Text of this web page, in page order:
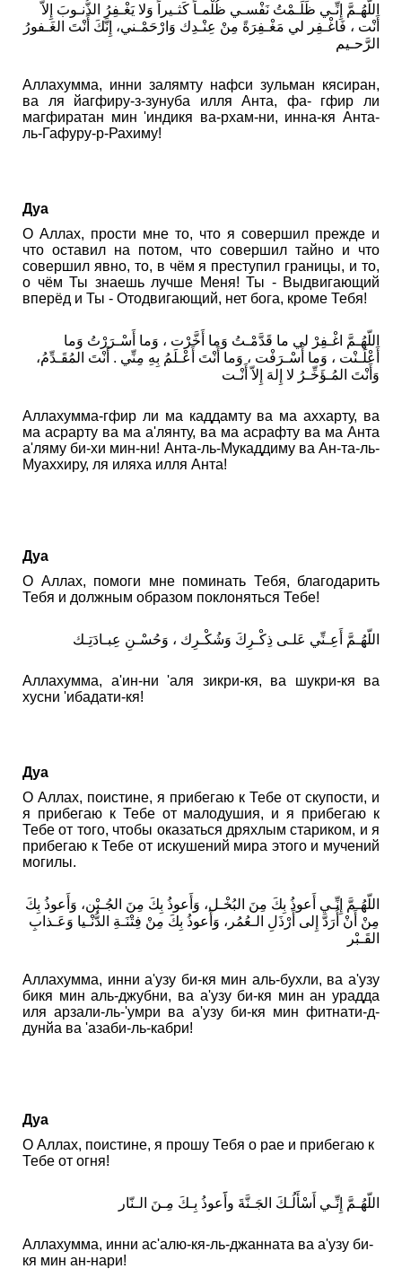
اللّهُـمَّ إِنِّـي ظَلَـمْتُ نَفْسـي ظُلْمـاً كَثـيراً وَلا يَغْـفِرُ الذُّنـوبَ إِلاّ
أَنْت ، فَاغْـفِر لي مَغْـفِرَةً مِنْ عِنْـدِك وَارْحَمْـني، إِنَّكَ أَنْتَ الغَـفورُ
الرَّحـيم
Аллахумма, инни залямту нафси зульман кясиран,
ва ля йагфиру-з-зунуба илля Анта, фа- гфир ли
магфиратан мин 'индикя ва-рхам-ни, инна-кя Анта-
ль-Гафуру-р-Рахиму!
Дуа
О Аллах, прости мне то, что я совершил прежде и
что оставил на потом, что совершил тайно и что
совершил явно, то, в чём я преступил границы, и то,
о чём Ты знаешь лучше Меня! Ты - Выдвигающий
вперёд и Ты - Отодвигающий, нет бога, кроме Тебя!
اللّهُـمَّ اغْـفِرْ لي ما قَدَّمْـتُ وَما أَخَّرْت ، وَما أَسْـرَرْتُ وَما
أَعْلَـنْت ، وَما أَسْـرَفْت ، وَما أَنْتَ أَعْـلَمُ بِهِ مِنِّي . أَنْتَ المُقَـدِّمُ،
وَأَنْتَ المُـؤَخِّـرُ لا إِلهَ إِلاّ أَنْـت
Аллахумма-гфир ли ма каддамту ва ма аххарту, ва
ма асрарту ва ма а'лянту, ва ма асрафту ва ма Анта
а'ляму би-хи мин-ни! Анта-ль-Мукаддиму ва Ан-та-ль-
Муаххиру, ля иляха илля Анта!
Дуа
О Аллах, помоги мне поминать Тебя, благодарить
Тебя и должным образом поклоняться Тебе!
اللّهُـمَّ أَعِـنِّي عَلـى ذِكْـرِكَ وَشُكْـرِك ، وَحُسْـنِ عِبـادَتِـك
Аллахумма, а'ин-ни 'аля зикри-кя, ва шукри-кя ва
хусни 'ибадати-кя!
Дуа
О Аллах, поистине, я прибегаю к Тебе от скупости, и
я прибегаю к Тебе от малодушия, и я прибегаю к
Тебе от того, чтобы оказаться дряхлым стариком, и я
прибегаю к Тебе от искушений мира этого и мучений
могилы.
اللّهُـمَّ إِنِّـي أَعوذُ بِكَ مِنَ البُخْـل، وَأَعوذُ بِكَ مِنَ الجُـبْن، وَأَعوذُ بِكَ
مِنْ أَنْ أُرَدَّ إِلى أَرْذَلِ الـعُمُر، وَأََعوذُ بِكَ مِنْ فِتْنَـةِ الدُّنْـيا وَعَـذابِ
القَـبْر
Аллахумма, инни а'узу би-кя мин аль-бухли, ва а'узу
бикя мин аль-джубни, ва а'узу би-кя мин ан урадда
иля арзали-ль-'умри ва а'узу би-кя мин фитнати-д-
дунйа ва 'азаби-ль-кабри!
Дуа
О Аллах, поистине, я прошу Тебя о рае и прибегаю к
Тебе от огня!
اللّهُـمَّ إِنِّـي أَسْأَلُـكَ الجَـنَّةَ وأََعوذُ بِـكَ مِـنَ الـنّار
Аллахумма, инни ас'алю-кя-ль-джанната ва а'узу би-
кя мин ан-нари!